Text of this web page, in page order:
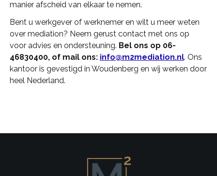
manier afscheid van elkaar te nemen.
Bent u werkgever of werknemer en wilt u meer weten
over mediation? Neem gerust contact met ons op
voor advies en ondersteuning. Bel ons op 06-
46830400, of mail ons: info@m2mediation.nl. Ons
kantoor is gevestigd in Woudenberg en wij werken door
heel Nederland.